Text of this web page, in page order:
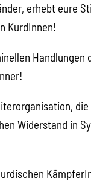
erhebt eure
KurdInnen!
Handlungen
die
Widerstand in